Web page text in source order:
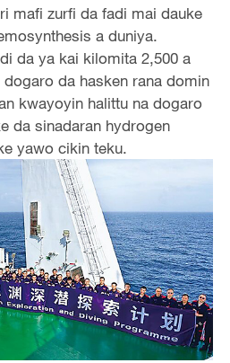
mafi zurfi da fadi mai dauke
a duniya.
da ya kai kilomita 2,500 a
da hasken rana domin
kwayoyin halittu na dogaro
da sinadaran hydrogen
yawo cikin teku.